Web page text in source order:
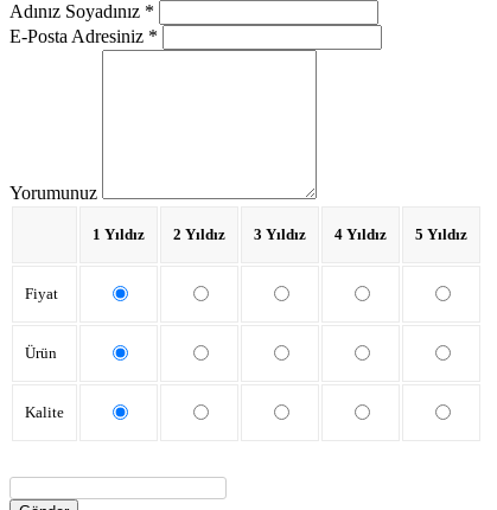
Adınız Soyadınız *
E-Posta Adresiniz *
Yorumunuz
1 Yıldız 2 Yıldız 3 Yıldız 4 Yıldız 5 Yıldız
Fiyat
Ürün
Kalite